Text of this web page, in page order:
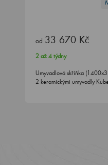
od 33 670 Kč
2 až 4 týdny
Umyvadlová skříňka
2 keramickými umyvadly